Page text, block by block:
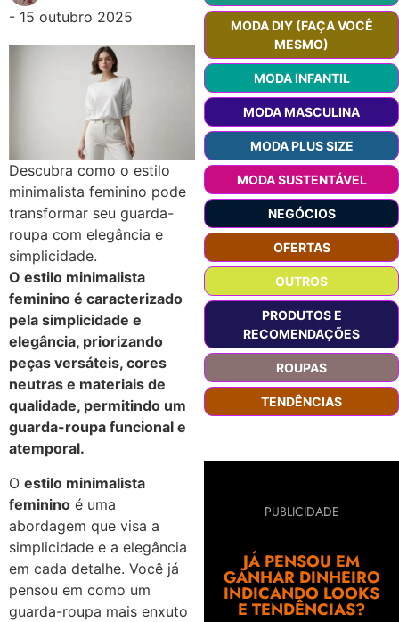
- 15 outubro 2025
Descubra como o estilo
minimalista feminino pode
transformar seu guarda-
roupa com elegância e
simplicidade.
O estilo minimalista
feminino é caracterizado
pela simplicidade e
elegância, priorizando
peças versáteis, cores
neutras e materiais de
qualidade, permitindo um
guarda-roupa funcional e
atemporal.
O estilo minimalista
feminino é uma
abordagem que visa a
simplicidade e a elegância
em cada detalhe. Você já
pensou em como um
guarda-roupa mais enxuto
MODA DIY (FAÇA VOCÊ
MESMO)
MODA INFANTIL
MODA MASCULINA
MODA PLUS SIZE
MODA SUSTENTÁVEL
NEGÓCIOS
OFERTAS
OUTROS
PRODUTOS E
RECOMENDAÇÕES
ROUPAS
TENDÊNCIAS
PUBLICIDADE
JÁ PENSOU EM
GANHAR DINHEIRO
INDICANDO LOOKS
E TENDÊNCIAS?